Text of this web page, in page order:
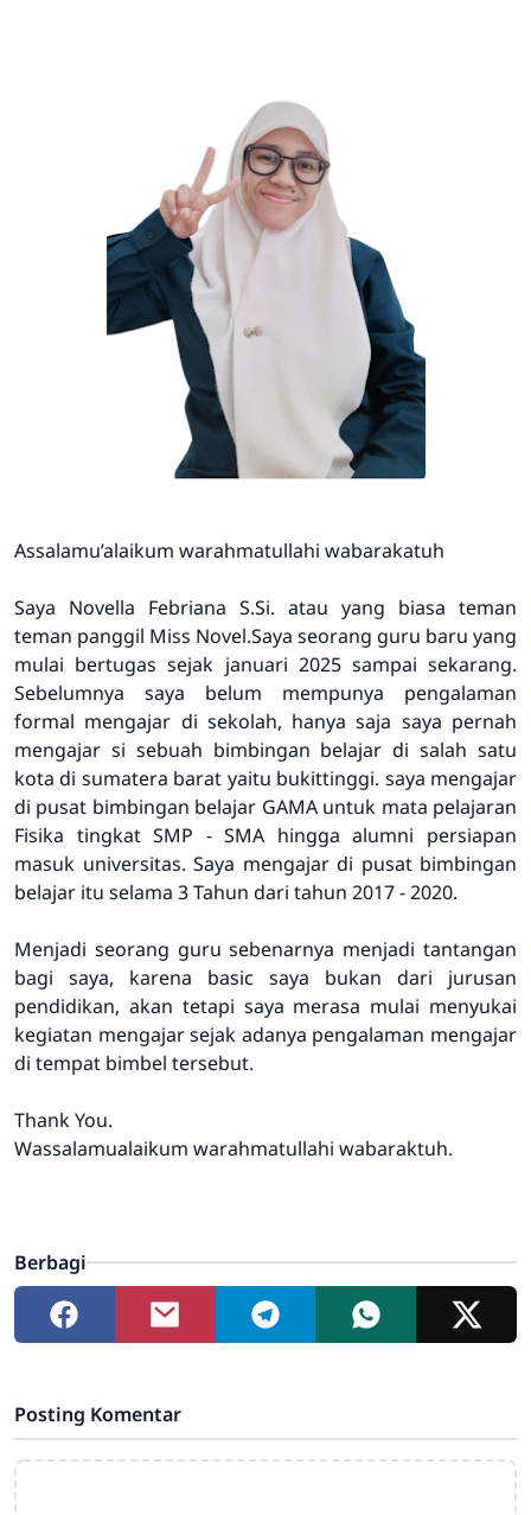
Assalamu’alaikum warahmatullahi wabarakatuh
Saya Novella Febriana S.Si. atau yang biasa teman
teman panggil Miss Novel.Saya seorang guru baru yang
mulai bertugas sejak januari 2025 sampai sekarang.
Sebelumnya saya belum mempunya pengalaman
formal mengajar di sekolah, hanya saja saya pernah
mengajar si sebuah bimbingan belajar di salah satu
kota di sumatera barat yaitu bukittinggi. saya mengajar
di pusat bimbingan belajar GAMA untuk mata pelajaran
Fisika tingkat SMP - SMA hingga alumni persiapan
masuk universitas. Saya mengajar di pusat bimbingan
belajar itu selama 3 Tahun dari tahun 2017 - 2020.
Menjadi seorang guru sebenarnya menjadi tantangan
bagi saya, karena basic saya bukan dari jurusan
pendidikan, akan tetapi saya merasa mulai menyukai
kegiatan mengajar sejak adanya pengalaman mengajar
di tempat bimbel tersebut.
Thank You.
Wassalamualaikum warahmatullahi wabaraktuh.
Berbagi
Posting Komentar